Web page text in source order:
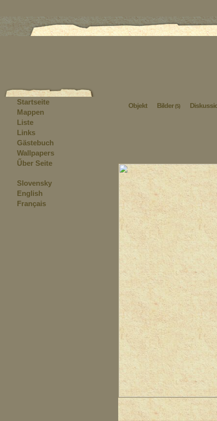
Objekt Bilder(5)
Startseite
Mappen
Liste
Links
Gästebuch
Wallpapers
Űber Seite
Slovensky
English
Français